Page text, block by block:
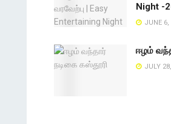
Night -
JUNE 6,
ஈழம்
JULY